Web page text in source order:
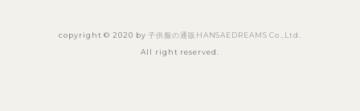
copyright © 2020 by子供服の通販HANSAEDREAMS Co.,Ltd.
All right reserved.